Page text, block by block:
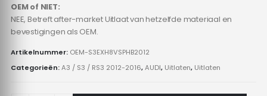
OEM of NIET:
NEE, Betreft after-market Uitlaat van hetzelfde materiaal en
bevestigingen als OEM.
Artikelnummer: OEM-S3EXH8VSPHB2012
Categorieën:A3 / S3 / RS3 2012-2016,AUDI, Uitlaten, Uitlaten